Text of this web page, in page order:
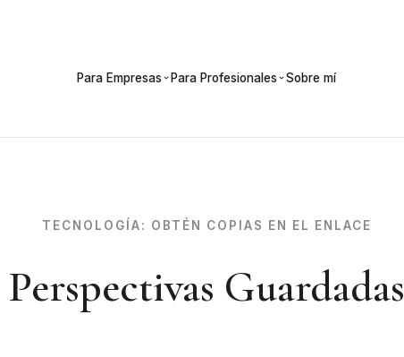
Para Empresas Para Profesionales Sobre mí
TECNOLOGÍA: OBTÉN COPIAS EN EL ENLACE
Perspectivas Guardadas